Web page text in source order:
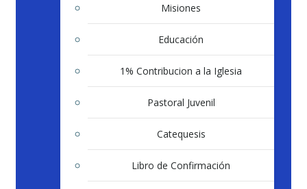
Misiones
Educación
1% Contribucion a la Iglesia
Pastoral Juvenil
Catequesis
Libro de Confirmación